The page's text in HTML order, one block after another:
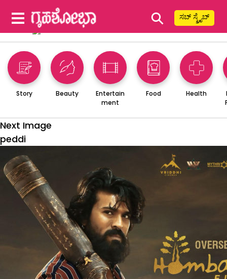
⚲ ಸಬ್ ಸ್ಕ್ರೈಬ್
Story Beauty
Entertain
ment
Food Health
Next Image
peddi